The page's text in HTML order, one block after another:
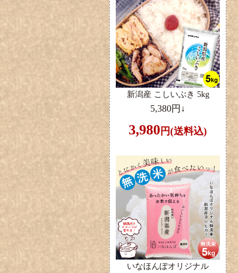
新潟産 こしいぶき 5kg
5,380円↓
3,980 円(送料込)
いなほんぽオリジナル